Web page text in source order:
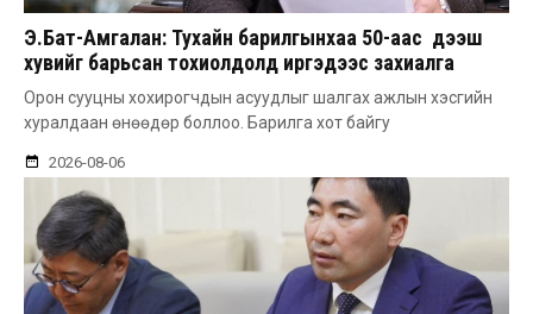
Э.Бат-Амгалан: Тухайн барилгынхаа 50-аас дээш
хувийг барьсан тохиолдолд иргэдээс захиалга
авдаг болгоно
Орон сууцны хохирогчдын асуудлыг шалгах ажлын хэсгийн
хуралдаан өнөөдөр боллоо. Барилга хот байгу
2026-08-06